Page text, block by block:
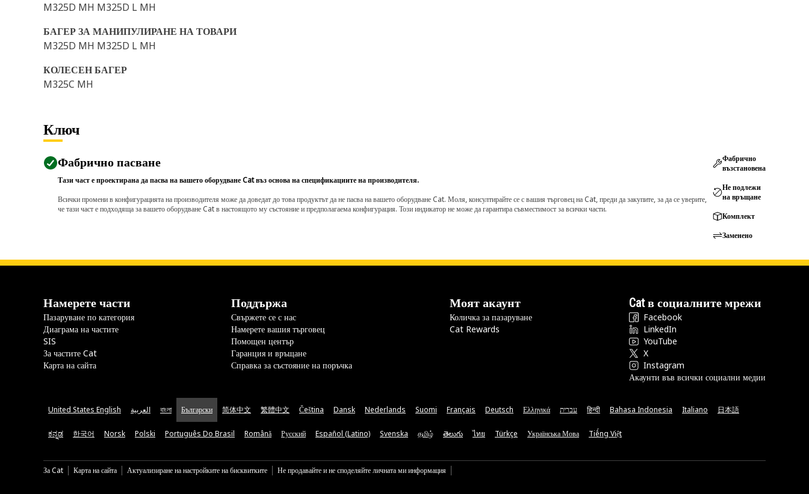
M325D MH M325D L MH
БАГЕР ЗА МАНИПУЛИРАНЕ НА ТОВАРИ
M325D MH M325D L MH
КОЛЕСЕН БАГЕР
M325C MH
Ключ
Фабрично пасване
Тази част е проектирана да пасва на вашето оборудване Cat въз основа на спецификациите на производителя.
Всички промени в конфигурацията на производителя може да доведат до това продуктът да не пасва на вашето оборудване Cat. Моля, консултирайте се с вашия търговец на Cat, преди да закупите, за да се уверите,
че тази част е подходяща за вашето оборудване Cat в настоящото му състояние и предполагаема конфигурация. Този индикатор не може да гарантира съвместимост за всички части.
Фабрично
възстановена
Не подлежи
на връщане
Комплект
Заменено
Намерете части
Пазаруване по категория
Диаграма на частите
SIS
За частите Cat
Карта на сайта
Поддържа
Свържете се с нас
Намерете вашия търговец
Помощен център
Гаранция и връщане
Справка за състояние на поръчка
Моят акаунт
Количка за пазаруване
Cat Rewards
Cat в социалните мрежи
Facebook
LinkedIn
YouTube
X
Instagram
Акаунти във всички социални медии
United States English العربية বাংলা Български 简体中文 繁體中文 Čeština Dansk Nederlands Suomi Français Deutsch Ελληνικά עברית हिन्दी Bahasa Indonesia Italiano 日本語
ಕನ್ನಡ 한국어 Norsk Polski Português Do Brasil Română Русский Español (Latino) Svenska தமிழ் తెలుగు ไทย Türkçe Українська Мова Tiếng Việt
За Cat Карта на сайта Актуализиране на настройките на бисквитките Не продавайте и не споделяйте личната ми информация